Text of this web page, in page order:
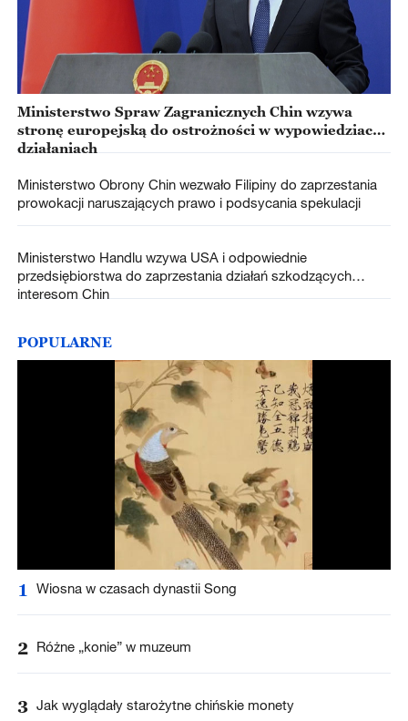
Ministerstwo Spraw Zagranicznych Chin wzywa
stronę europejską do ostrożności w wypowiedziach i
działaniach
Ministerstwo Obrony Chin wezwało Filipiny do zaprzestania
prowokacji naruszających prawo i podsycania spekulacji
Ministerstwo Handlu wzywa USA i odpowiednie
przedsiębiorstwa do zaprzestania działań szkodzących
interesom Chin
POPULARNE
1 Wiosna w czasach dynastii Song
2 Różne „konie” w muzeum
3 Jak wyglądały starożytne chińskie monety